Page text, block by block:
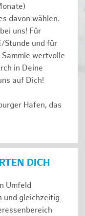
davon wählen.
uns! Für
Stunde und für
wertvolle
in Deine
auf Dich!
Hafen, das
DICH
Umfeld
und gleichzeitig